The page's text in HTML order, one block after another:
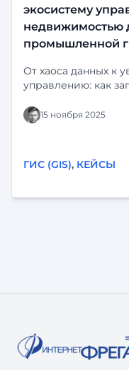
экосистему
недвижимостью
промышленной
От хаоса данных к
управлению: как
холдинга.
визуализация на
внедрения
15 ноября 2025
ГИС (GIS), КЕЙСЫ